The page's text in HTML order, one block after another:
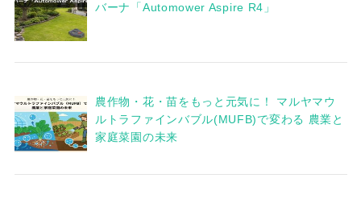
バーナ「Automower Aspire R4」
農作物・花・苗をもっと元気に！ マルヤマウ
ルトラファインバブル(MUFB)で変わる 農業と
家庭菜園の未来